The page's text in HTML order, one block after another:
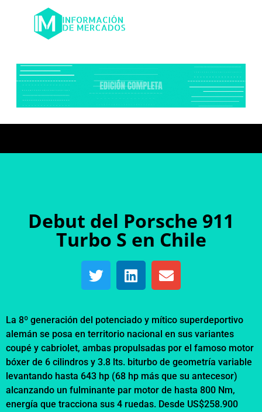
Debut del Porsche 911
Turbo S en Chile
La 8º generación del potenciado y mítico superdeportivo
alemán se posa en territorio nacional en sus variantes
coupé y cabriolet, ambas propulsadas por el famoso motor
bóxer de 6 cilindros y 3.8 lts. biturbo de geometría variable
levantando hasta 643 hp (68 hp más que su antecesor)
alcanzando un fulminante par motor de hasta 800 Nm,
energía que tracciona sus 4 ruedas. Desde US$258.900